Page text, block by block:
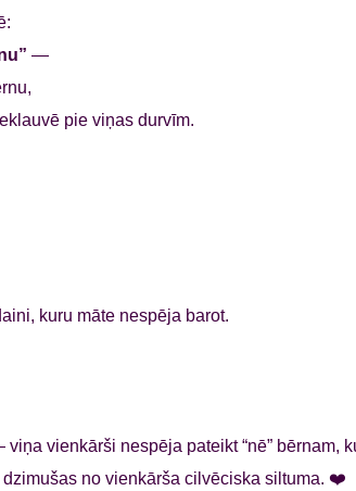
—
pie viņas durvīm.
kuru māte nespēja barot.
vienkārši nespēja pateikt “nē” bērnam,
no vienkārša cilvēciska siltuma. ❤️